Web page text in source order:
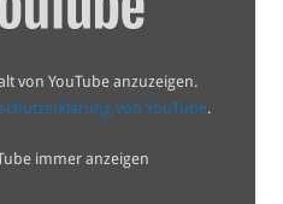
von YouTube anzuzeigen.
von YouTube.
immer anzeigen